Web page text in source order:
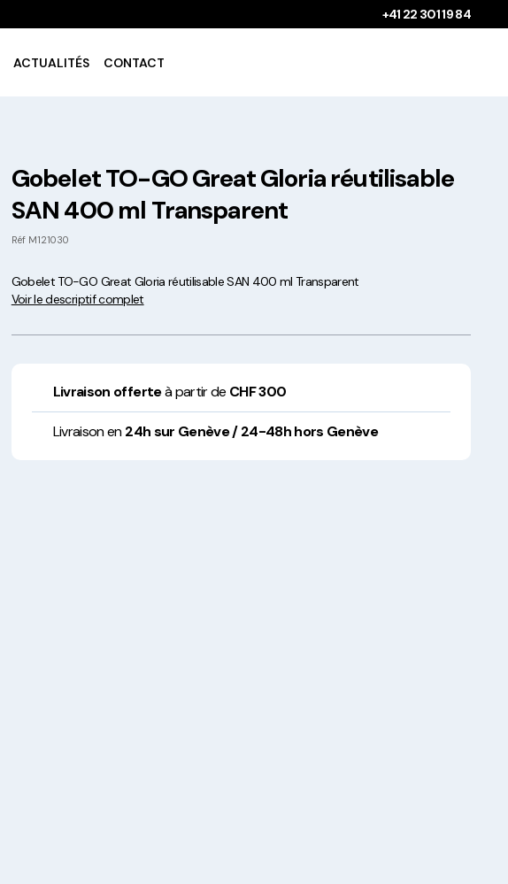
+41 22 301 19 84
Gobelets à boissons
chaudes 100%
compostables !
en Europe
ACTUALITÉS CONTACT
Gobelet TO-GO Great Gloria réutilisable
SAN 400 ml Transparent
Réf M121030
Gobelet TO-GO Great Gloria réutilisable SAN 400 ml Transparent
Voir le descriptif complet
Livraison offerteà partir de CHF 300
Livraison en24h sur Genève / 24-48h hors Genève